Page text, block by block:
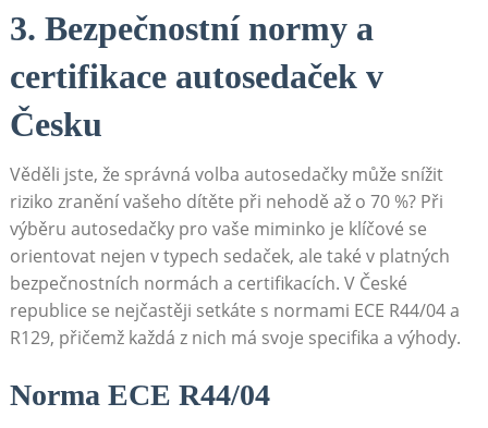
3. Bezpečnostní normy a
certifikace autosedaček v
Česku
Věděli jste, že správná volba autosedačky může snížit
riziko zranění vašeho dítěte při nehodě až o 70 %? Při
výběru autosedačky pro vaše miminko je klíčové se
orientovat nejen v typech sedaček, ale také v platných
bezpečnostních normách a certifikacích. V České
republice se nejčastěji setkáte s normami ECE R44/04 a
R129, přičemž každá z nich má svoje specifika a výhody.
Norma ECE R44/04